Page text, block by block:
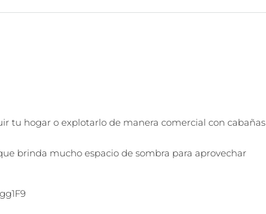
tu hogar o explotarlo de manera comercial con cabañas
brinda mucho espacio de sombra para aprovechar